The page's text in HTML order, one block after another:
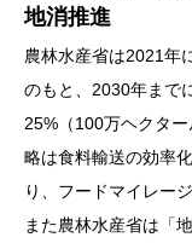
地消推進
農林水産省は2021年
のもと、2030年まで
25%（100万ヘクタ
略は食料輸送の効率
り、フードマイレー
また農林水産省は「